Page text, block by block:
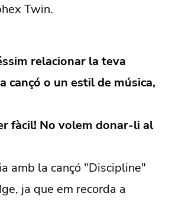
Twin.
relacionar la teva
cançó o un estil de música,
fàcil! No volem donar-li al
amb la cançó "Discipline"
ja que em recorda a